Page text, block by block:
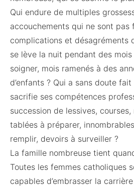
Qui endure de multiples
accouchements qui ne sont pas
complications et désagréments
se lève la nuit pendant des
soigner, mois ramenés à des
d’enfants ? Qui a sans doute
sacrifie ses compétences
succession de lessives,
tablées à préparer,
remplir, devoirs à surveiller ?
La famille nombreuse tient
Toutes les femmes catholiques
capables d’embrasser la